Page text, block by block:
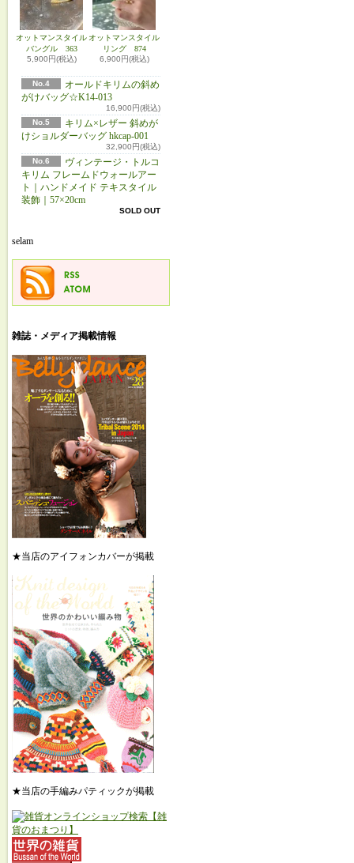
オットマンスタイル
バングル 363
5,900円(税込)
オットマンスタイル
リング 874
6,900円(税込)
No.4
オールドキリムの斜め
がけバッグ☆K14-013
16,900円(税込)
No.5
キリム×レザー 斜めが
けショルダーバッグ hkcap-001
32,900円(税込)
No.6
ヴィンテージ・トルコ
キリム フレームドウォールアー
ト｜ハンドメイド テキスタイル
装飾｜57×20cm
SOLD OUT
selam
雑誌・メディア掲載情報
★当店のアイフォンカバーが掲載
★当店の手編みパティックが掲載